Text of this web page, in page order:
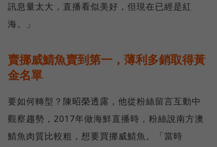
訊息量太大，直播看似美好，但現在已經是紅
海。」
賣挪威鯖魚賣到第一，薄利多銷取得黃
金名單
要如何轉型？陳昭榮透露，他從粉絲留言互動中
觀察趨勢，2017年做海鮮直播時，粉絲說南方澳
鯖魚肉質比較粗，想要買挪威鯖魚。「當時